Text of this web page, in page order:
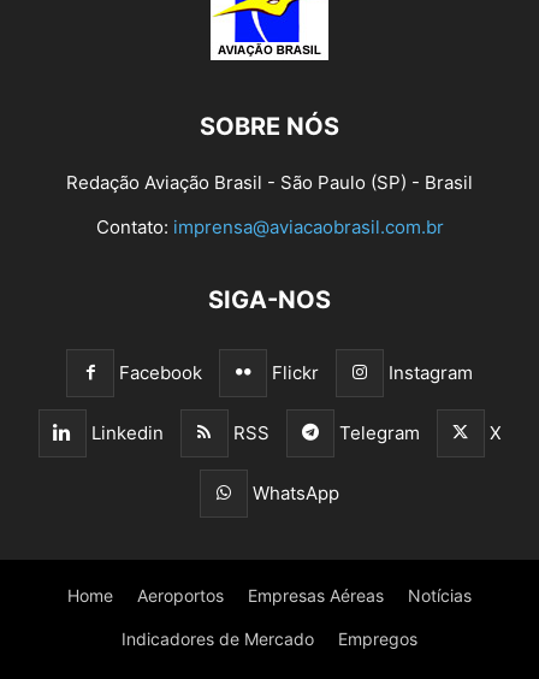
SOBRE NÓS
Redação Aviação Brasil - São Paulo (SP) - Brasil
Contato: imprensa@aviacaobrasil.com.br
SIGA-NOS
Facebook Flickr Instagram
Linkedin RSS Telegram X
WhatsApp
Home Aeroportos Empresas Aéreas Notícias
Indicadores de Mercado Empregos